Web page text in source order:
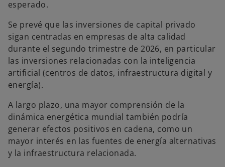
esperado.
Se prevé que las inversiones de capital privado
sigan centradas en empresas de alta calidad
durante el segundo trimestre de 2026, en particular
las inversiones relacionadas con la inteligencia
artificial (centros de datos, infraestructura digital y
energía).
A largo plazo, una mayor comprensión de la
dinámica energética mundial también podría
generar efectos positivos en cadena, como un
mayor interés en las fuentes de energía alternativas
y la infraestructura relacionada.